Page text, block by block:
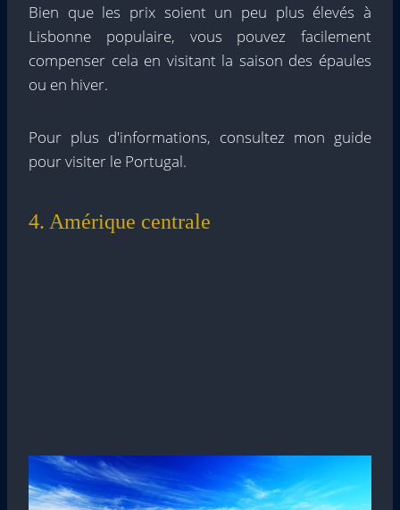
Bien que les prix soient un peu plus élevés à
Lisbonne populaire, vous pouvez facilement
compenser cela en visitant la saison des épaules
ou en hiver.
Pour plus d'informations, consultez mon guide
pour visiter le Portugal.
4. Amérique centrale